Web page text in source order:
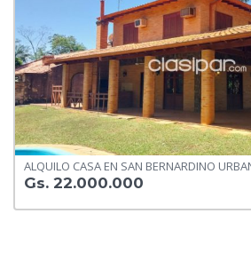
ALQUILO CASA EN SAN BERNARDINO
Gs. 22.000.000